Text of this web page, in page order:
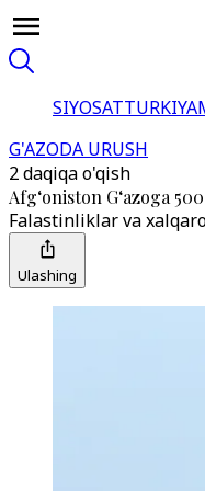
SIYOSATTURKIYA
G'AZODA URUSH
2 daqiqa o'qish
Afg‘oniston G‘azoga
Falastinliklar va
Ulashing